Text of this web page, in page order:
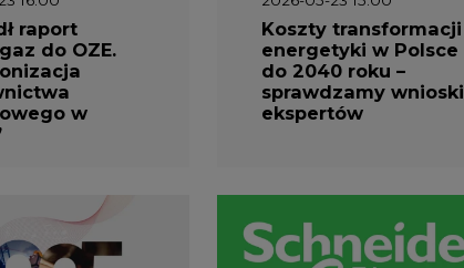
raport
do OZE.
w
Koszty transformacji
energetyki w Polsce
do 2040 roku –
sprawdzamy wnioski
ekspertów